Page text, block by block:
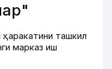
ташкил
марказ иш